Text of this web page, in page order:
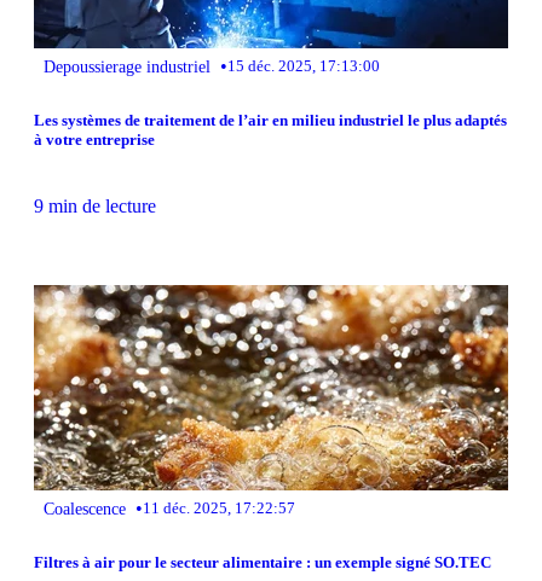
Depoussierage industriel •15 déc. 2025, 17:13:00
Les systèmes de traitement de l’air en milieu industriel le plus adaptés
à votre entreprise
9 min de lecture
Coalescence •11 déc. 2025, 17:22:57
Filtres à air pour le secteur alimentaire : un exemple signé SO.TEC